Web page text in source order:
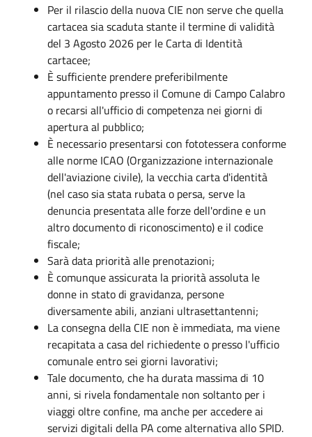
Per il rilascio della nuova CIE non serve che quella
cartacea sia scaduta stante il termine di validità
del 3 Agosto 2026 per le Carta di Identità
cartacee;
È sufficiente prendere preferibilmente
appuntamento presso il Comune di Campo Calabro
o recarsi all'ufficio di competenza nei giorni di
apertura al pubblico;
È necessario presentarsi con fototessera conforme
alle norme ICAO (Organizzazione internazionale
dell'aviazione civile), la vecchia carta d'identità
(nel caso sia stata rubata o persa, serve la
denuncia presentata alle forze dell'ordine e un
altro documento di riconoscimento) e il codice
fiscale;
Sarà data priorità alle prenotazioni;
È comunque assicurata la priorità assoluta le
donne in stato di gravidanza, persone
diversamente abili, anziani ultrasettantenni;
La consegna della CIE non è immediata, ma viene
recapitata a casa del richiedente o presso l'ufficio
comunale entro sei giorni lavorativi;
Tale documento, che ha durata massima di 10
anni, si rivela fondamentale non soltanto per i
viaggi oltre confine, ma anche per accedere ai
servizi digitali della PA come alternativa allo SPID.